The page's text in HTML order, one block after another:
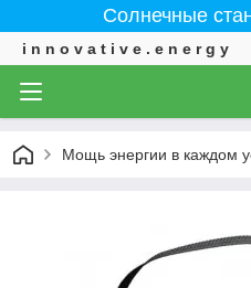
Солнечные
i n n o v a t i v e . e n e r g y
Мощь энергии в каждом